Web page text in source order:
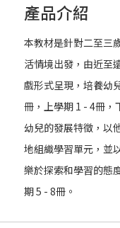
產品介紹
本教材是針對二至三
活情境出發，由近至
戲形式呈現，培養幼
冊，上學期 1 - 4冊，
幼兒的發展特徵，以
地組織學習單元，並
樂於探索和學習的態
期 5 - 8冊。